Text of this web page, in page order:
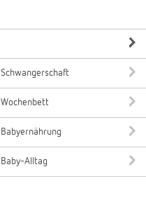
Schwangerschaft
Wochenbett
Babyernährung
Baby-Alltag